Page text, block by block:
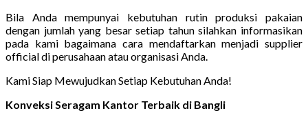
Bila Anda mempunyai kebutuhan rutin produksi pakaian
dengan jumlah yang besar setiap tahun silahkan informasikan
pada kami bagaimana cara mendaftarkan menjadi supplier
official di perusahaan atau organisasi Anda.
Kami Siap Mewujudkan Setiap Kebutuhan Anda!
Konveksi Seragam Kantor Terbaik di Bangli